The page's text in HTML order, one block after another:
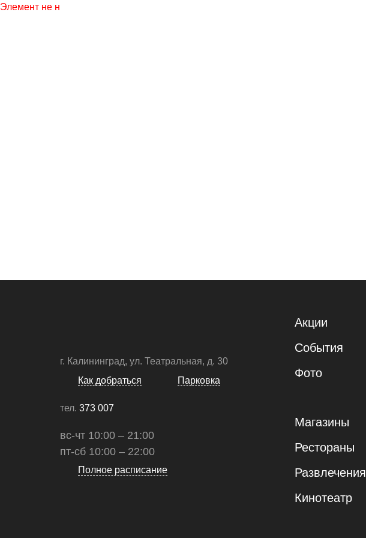
Элемент не найден!
г. Калининград, ул. Театральная, д. 30
Как добраться
Парковка
тел. 373 007
вс-чт 10:00 – 21:00
пт-сб 10:00 – 22:00
Полное расписание
Акции
События
Фото
Магазины
Рестораны
Развлечения
Кинотеатр